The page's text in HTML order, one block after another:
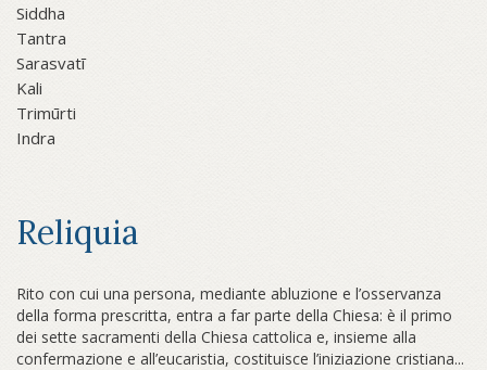
Siddha
Tantra
Sarasvatī
Kali
Trimūrti
Indra
Reliquia
Rito con cui una persona, mediante abluzione e l’osservanza
della forma prescritta, entra a far parte della Chiesa: è il primo
dei sette sacramenti della Chiesa cattolica e, insieme alla
confermazione e all’eucaristia, costituisce l’iniziazione cristiana...